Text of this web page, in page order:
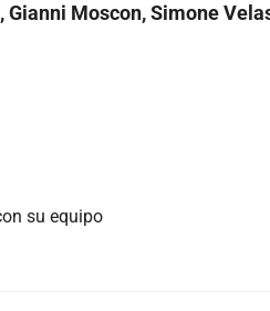
Moscon, Simone
su equipo